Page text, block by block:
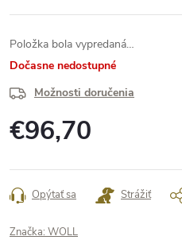
Položka bola vypredaná…
Dočasne nedostupné
Možnosti doručenia
€96,70
cena:
Opýtať sa Strážiť
Značka: WOLL